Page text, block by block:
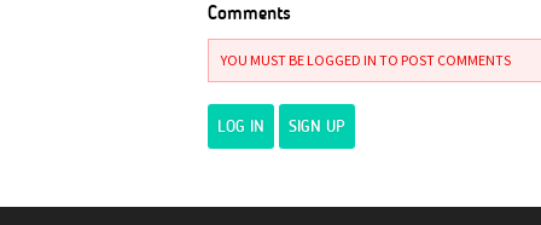
Comments
YOU MUST BE LOGGED IN TO POST COMMENTS
LOG IN SIGN UP